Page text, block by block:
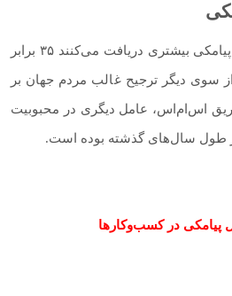
افرادی که کوپن‌های تخفیف پیامکی بیشتری دریافت می‌کنند ۳۵ برابر
از سوی دیگر ترجیح غالب مردم جهان بر
طریق اس‌ام‌اس، عامل دیگری در محبوبیت
طول سال‌های گذشته بوده است.
پیامکی در کسب‌و‌کارها